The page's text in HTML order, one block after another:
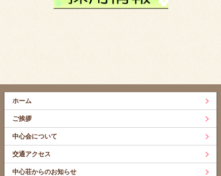
ホーム
ご挨拶
中心会について
交通アクセス
中心荘からのお知らせ